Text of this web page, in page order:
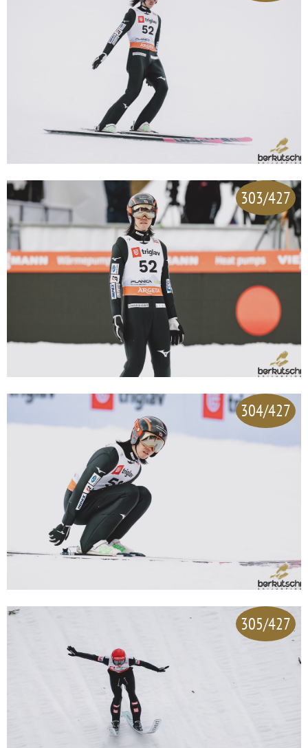
303/427
304/427
305/427